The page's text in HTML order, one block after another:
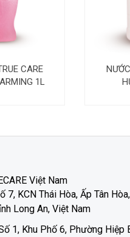
CARE
1L
Việt Nam
7, KCN Thái Hòa, Ấp Tân
Long An, Việt Nam
1, Khu Phố 6, Phường Hiệp